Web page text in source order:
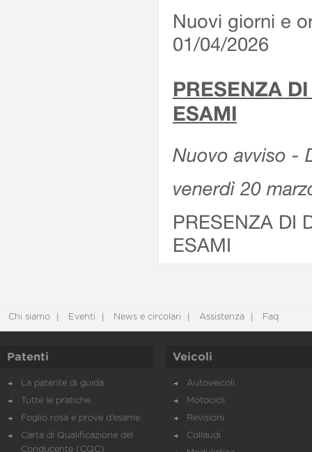
Nuovi giorni e
01/04/2026
PRESENZA
ESAMI
Nuovo avviso -
venerdì 20
PRESENZA DI
ESAMI
Chi siamo Eventi News e circolari Assistenza Faq
Patenti
La patente di guida
Tutte le pratiche
Foglio rosa e prove d’esame
Carta di Qualificazione del
Conducente (CQC)
Veicoli
Autoveicoli
Motocicli
Revisioni
Collaudi